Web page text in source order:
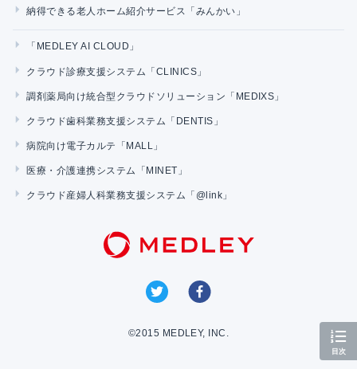
納得できる老人ホーム紹介サービス「みんかい」
「MEDLEY AI CLOUD」
クラウド診療支援システム「CLINICS」
調剤薬局向け統合型クラウドソリューション「MEDIXS」
クラウド歯科業務支援システム「DENTIS」
病院向け電子カルテ「MALL」
医療・介護連携システム「MINET」
クラウド産婦人科業務支援システム「@link」
©2015 MEDLEY, INC.
目次